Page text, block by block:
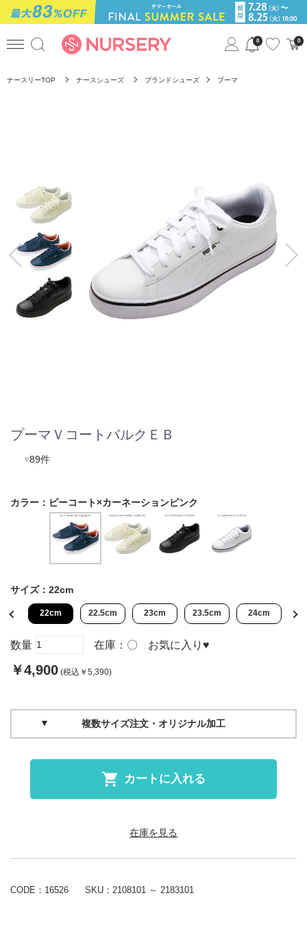
0 0
ナースリーTOP ナースシューズ ブランドシューズ プーマ
プーマＶコートバルクＥＢ
♥89件
カラー： ピーコート×カーネーションピンク
サイズ： 22cm
22cm 22.5cm 23cm 23.5cm 24cm
数量 在庫： 〇 お気に入り ♥
￥4,900 (税込￥5,390)
複数サイズ注文・オリジナル加工
カートに入れる
在庫を見る
CODE：16526 SKU： 2108101 ～ 2183101